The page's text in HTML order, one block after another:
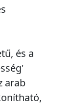
és a
arab